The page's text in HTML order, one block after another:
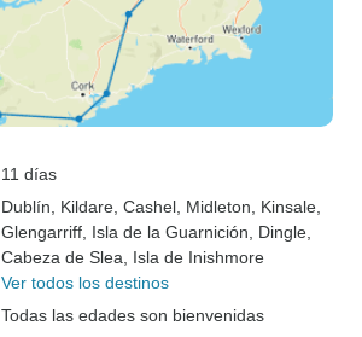
11 días
Dublín , Kildare , Cashel , Midleton , Kinsale
Glengarriff , Isla de la Guarnición , Dingle
Cabeza de Slea , Isla de Inishmore
Ver todos los destinos
Todas las edades son bienvenidas